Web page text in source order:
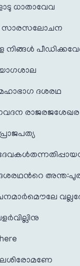
ധാതാവേവ
സാരസലോചന
നിങ്ങൾ‍
യാഗശാല
ദശരഥ
രാജരജശേഖര
ദശരഥന്‍റെ